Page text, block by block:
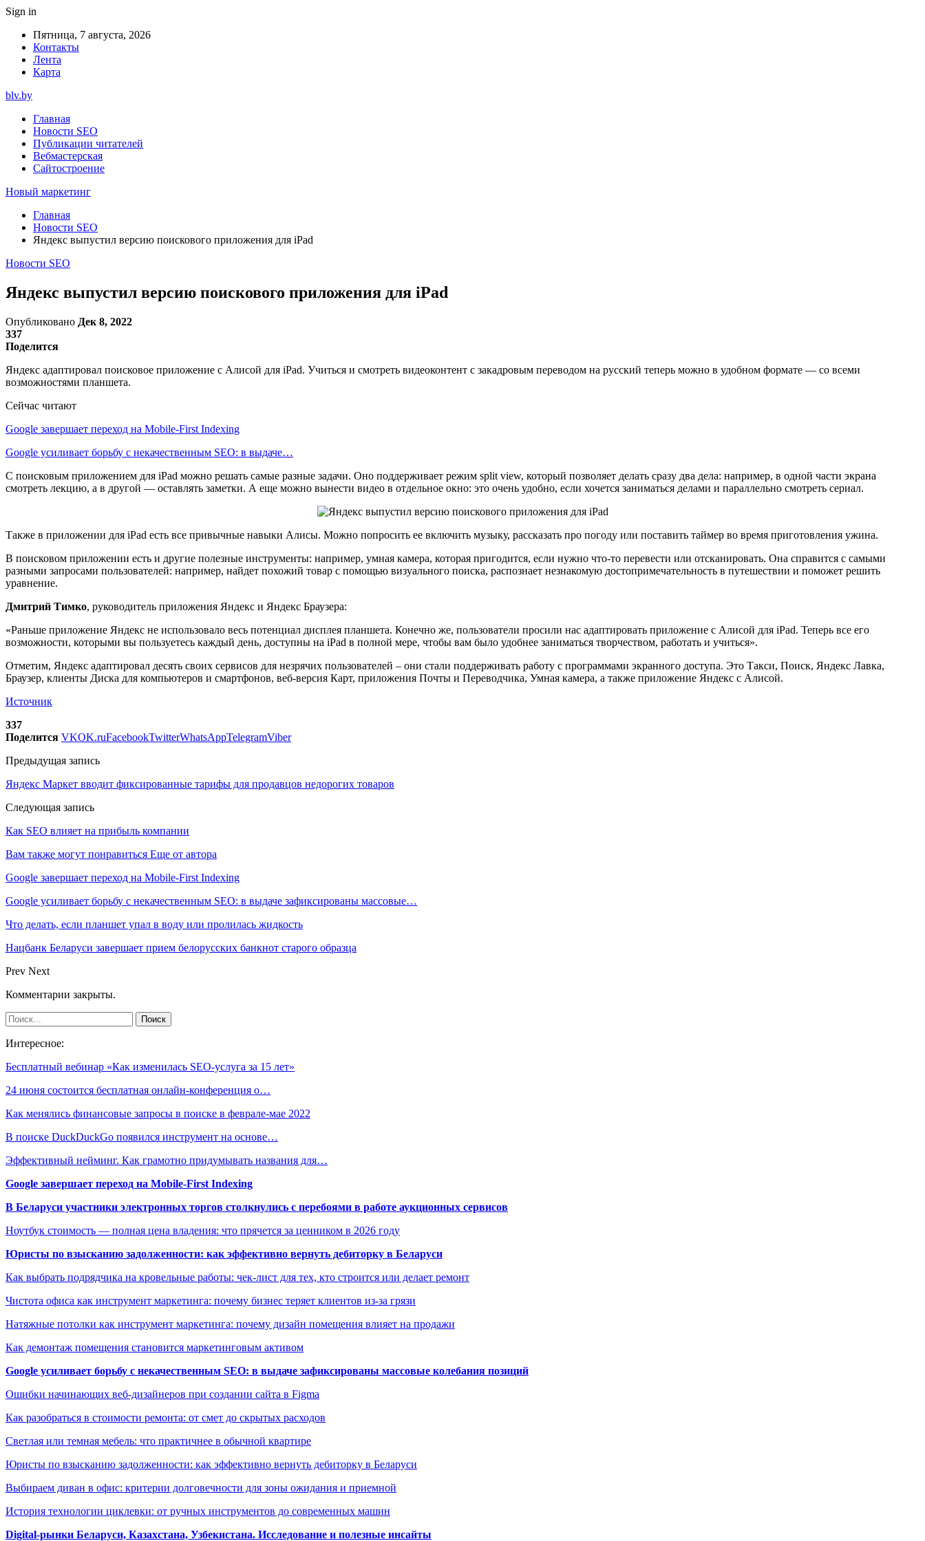
Sign in
Пятница, 7 августа, 2026
Контакты
Лента
Карта
blv.by
Главная
Новости SEO
Публикации читателей
Вебмастерская
Сайтостроение
Новый маркетинг
Главная
Новости SEO
Яндекс выпустил версию поискового приложения для iPad
Новости SEO
Яндекс выпустил версию поискового приложения для iPad
Опубликовано Дек 8, 2022
337
Поделится
Яндекс адаптировал поисковое приложение с Алисой для iPad. Учиться и смотреть видеоконтент с закадровым переводом на русский теперь можно в удобном формате — со всеми
возможностями планшета.
Сейчас читают
Google завершает переход на Mobile-First Indexing
Google усиливает борьбу с некачественным SEO: в выдаче…
С поисковым приложением для iPad можно решать самые разные задачи. Оно поддерживает режим split view, который позволяет делать сразу два дела: например, в одной части экрана
смотреть лекцию, а в другой — оставлять заметки. А еще можно вынести видео в отдельное окно: это очень удобно, если хочется заниматься делами и параллельно смотреть сериал.
Также в приложении для iPad есть все привычные навыки Алисы. Можно попросить ее включить музыку, рассказать про погоду или поставить таймер во время приготовления ужина.
В поисковом приложении есть и другие полезные инструменты: например, умная камера, которая пригодится, если нужно что-то перевести или отсканировать. Она справится с самыми
разными запросами пользователей: например, найдет похожий товар с помощью визуального поиска, распознает незнакомую достопримечательность в путешествии и поможет решить
уравнение.
Дмитрий Тимко, руководитель приложения Яндекс и Яндекс Браузера:
«Раньше приложение Яндекс не использовало весь потенциал дисплея планшета. Конечно же, пользователи просили нас адаптировать приложение с Алисой для iPad. Теперь все его
возможности, которыми вы пользуетесь каждый день, доступны на iPad в полной мере, чтобы вам было удобнее заниматься творчеством, работать и учиться».
Отметим, Яндекс адаптировал десять своих сервисов для незрячих пользователей – они стали поддерживать работу с программами экранного доступа. Это Такси, Поиск, Яндекс Лавка,
Браузер, клиенты Диска для компьютеров и смартфонов, веб-версия Карт, приложения Почты и Переводчика, Умная камера, а также приложение Яндекс с Алисой.
Источник
337
Поделится VKOK.ruFacebookTwitterWhatsAppTelegramViber
Предыдущая запись
Яндекс Маркет вводит фиксированные тарифы для продавцов недорогих товаров
Следующая запись
Как SEO влияет на прибыль компании
Вам также могут понравиться Еще от автора
Google завершает переход на Mobile-First Indexing
Google усиливает борьбу с некачественным SEO: в выдаче зафиксированы массовые…
Что делать, если планшет упал в воду или пролилась жидкость
Нацбанк Беларуси завершает прием белорусских банкнот старого образца
Prev Next
Комментарии закрыты.
Интересное:
Бесплатный вебинар «Как изменилась SEO-услуга за 15 лет»
24 июня состоится бесплатная онлайн-конференция о…
Как менялись финансовые запросы в поиске в феврале-мае 2022
В поиске DuckDuckGo появился инструмент на основе…
Эффективный нейминг. Как грамотно придумывать названия для…
Google завершает переход на Mobile-First Indexing
В Беларуси участники электронных торгов столкнулись с перебоями в работе аукционных сервисов
Ноутбук стоимость — полная цена владения: что прячется за ценником в 2026 году
Юристы по взысканию задолженности: как эффективно вернуть дебиторку в Беларуси
Как выбрать подрядчика на кровельные работы: чек-лист для тех, кто строится или делает ремонт
Чистота офиса как инструмент маркетинга: почему бизнес теряет клиентов из-за грязи
Натяжные потолки как инструмент маркетинга: почему дизайн помещения влияет на продажи
Как демонтаж помещения становится маркетинговым активом
Google усиливает борьбу с некачественным SEO: в выдаче зафиксированы массовые колебания позиций
Ошибки начинающих веб-дизайнеров при создании сайта в Figma
Как разобраться в стоимости ремонта: от смет до скрытых расходов
Светлая или темная мебель: что практичнее в обычной квартире
Юристы по взысканию задолженности: как эффективно вернуть дебиторку в Беларуси
Выбираем диван в офис: критерии долговечности для зоны ожидания и приемной
История технологии циклевки: от ручных инструментов до современных машин
Digital-рынки Беларуси, Казахстана, Узбекистана. Исследование и полезные инсайты